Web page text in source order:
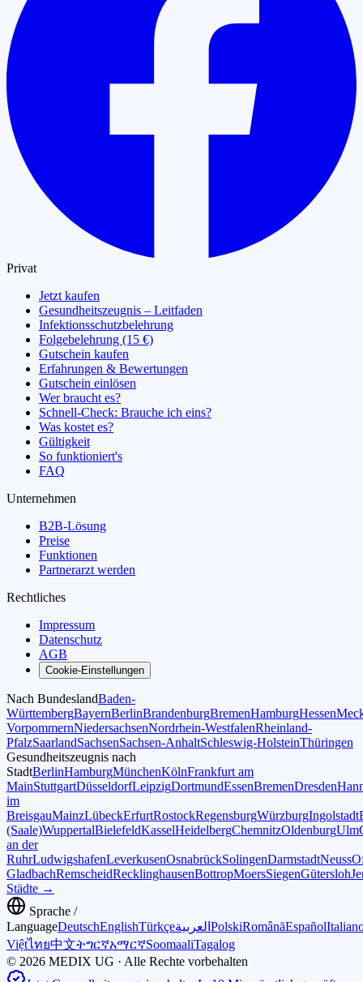
Privat
Jetzt kaufen
Gesundheitszeugnis – Leitfaden
Infektionsschutzbelehrung
Folgebelehrung (15 €)
Gutschein kaufen
Erfahrungen & Bewertungen
Gutschein einlösen
Wer braucht es?
Schnell-Check: Brauche ich eins?
Was kostet es?
Gültigkeit
So funktioniert's
FAQ
Unternehmen
B2B-Lösung
Preise
Funktionen
Partnerarzt werden
Rechtliches
Impressum
Datenschutz
AGB
Cookie-Einstellungen
Nach BundeslandBaden-
WürttembergBayernBerlinBrandenburgBremenHamburgHessen
VorpommernNiedersachsenNordrhein-WestfalenRheinland-
PfalzSaarlandSachsenSachsen-AnhaltSchleswig-HolsteinThüringen
Gesundheitszeugnis nach
StadtBerlinHamburgMünchenKölnFrankfurt am
MainStuttgartDüsseldorfLeipzigDortmundEssenBremenDresden
im
BreisgauMainzLübeckErfurtRostockRegensburgWürzburgIngolstadt
(Saale)WuppertalBielefeldKasselHeidelbergChemnitzOldenburgUlm
an der
RuhrLudwigshafenLeverkusenOsnabrückSolingenDarmstadtNeuss
GladbachRemscheidRecklinghausenBottropMoersSiegenGütersloh
Städte →
Sprache /
LanguageDeutschEnglishTürkçeالعربية PolskiRomânăEspañol
Việtไทย中文ትግርኛአማርኛSoomaaliTagalog
© 2026 MEDIX UG · Alle Rechte vorbehalten